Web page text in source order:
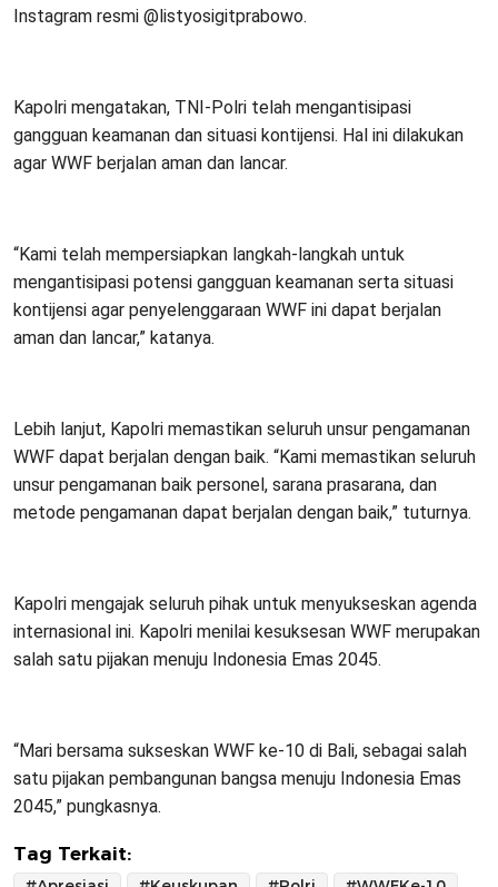
Instagram resmi @listyosigitprabowo.
Kapolri mengatakan, TNI-Polri telah mengantisipasi
gangguan keamanan dan situasi kontijensi. Hal ini dilakukan
agar WWF berjalan aman dan lancar.
“Kami telah mempersiapkan langkah-langkah untuk
mengantisipasi potensi gangguan keamanan serta situasi
kontijensi agar penyelenggaraan WWF ini dapat berjalan
aman dan lancar,” katanya.
Lebih lanjut, Kapolri memastikan seluruh unsur pengamanan
WWF dapat berjalan dengan baik. “Kami memastikan seluruh
unsur pengamanan baik personel, sarana prasarana, dan
metode pengamanan dapat berjalan dengan baik,” tuturnya.
Kapolri mengajak seluruh pihak untuk menyukseskan agenda
internasional ini. Kapolri menilai kesuksesan WWF merupakan
salah satu pijakan menuju Indonesia Emas 2045.
“Mari bersama sukseskan WWF ke-10 di Bali, sebagai salah
satu pijakan pembangunan bangsa menuju Indonesia Emas
2045,” pungkasnya.
Tag Terkait: